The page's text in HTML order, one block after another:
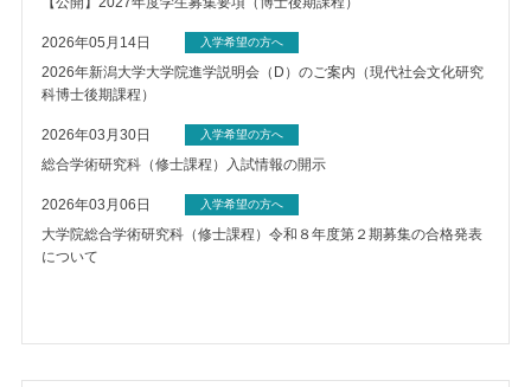
2026年05月14日 入学希望の方へ
2026年新潟大学大学院進学説明会（D）のご案内（現代社会文化研究
科博士後期課程）
2026年03月30日 入学希望の方へ
総合学術研究科（修士課程）入試情報の開示
2026年03月06日 入学希望の方へ
大学院総合学術研究科（修士課程）令和８年度第２期募集の合格発表
について